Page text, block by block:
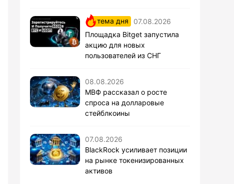
тема дня
07.08.2026
Площадка Bitget запустила
акцию для новых
пользователей из СНГ
08.08.2026
МВФ рассказал о росте
спроса на долларовые
стейблкоины
07.08.2026
BlackRock усиливает позиции
на рынке токенизированных
активов